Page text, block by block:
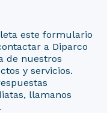
este formulario
a Diparco
de nuestros
y servicios.
llamanos